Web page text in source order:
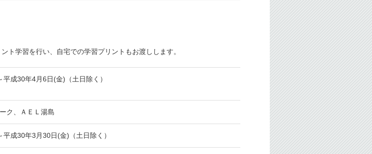
ト学習を行い、自宅での学習プリントもお渡しします。
成30年4月6日(金)（土日除く）
ク、ＡＥＬ湯島
成30年3月30日(金)（土日除く）